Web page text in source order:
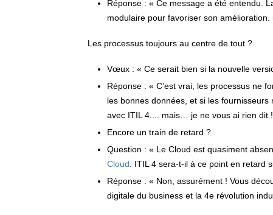
Réponse : « Ce message a été entendu.
modulaire pour favoriser son amélioration.
Les processus toujours au centre de tout ?
Vœux : « Ce serait bien si la nouvelle
Réponse : « C’est vrai, les processus ne
les bonnes données, et si les
avec ITIL 4.... mais… je ne vous ai rien dit
Encore un train de retard ?
Question : « Le Cloud est quasiment
Cloud . ITIL 4 sera-t-il à ce point en retard
Réponse : « Non, assurément ! Vous
digitale du business et la 4e révolution